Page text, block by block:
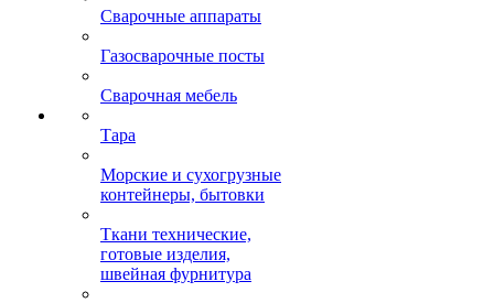
Сварочные аппараты
Газосварочные посты
Сварочная мебель
Тара
Морские и сухогрузные
контейнеры, бытовки
Ткани технические,
готовые изделия,
швейная фурнитура